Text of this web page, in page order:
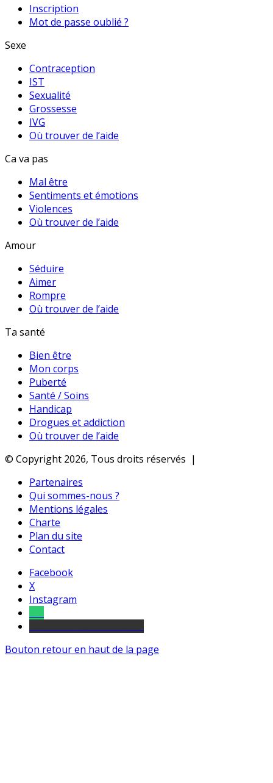
Inscription
Mot de passe oublié ?
Sexe
Contraception
IST
Sexualité
Grossesse
IVG
Où trouver de l’aide
Ca va pas
Mal être
Sentiments et émotions
Violences
Où trouver de l’aide
Amour
Séduire
Aimer
Rompre
Où trouver de l’aide
Ta santé
Bien être
Mon corps
Puberté
Santé / Soins
Handicap
Drogues et addiction
Où trouver de l’aide
© Copyright 2026, Tous droits réservés |
Partenaires
Qui sommes-nous ?
Mentions légales
Charte
Plan du site
Contact
Facebook
X
Instagram
Bouton retour en haut de la page